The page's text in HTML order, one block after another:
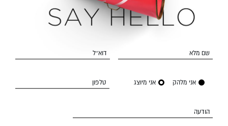
שם מלא דוא״ל
אני מלהק אני מיוצג טלפון
הודעה